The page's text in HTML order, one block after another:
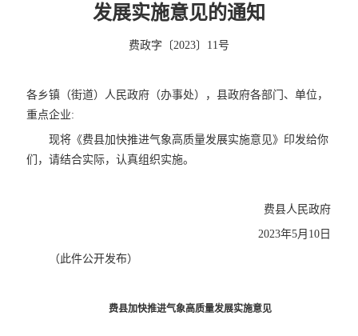
发展实施意见的通知
费政字〔2023〕11号
各乡镇（街道）人民政府（办事处），县政府各部门、单位，
重点企业:
现将《费县加快推进气象高质量发展实施意见》印发给你
们，请结合实际，认真组织实施。
费县人民政府
2023年5月10日
（此件公开发布）
费县加快推进气象高质量发展实施意见